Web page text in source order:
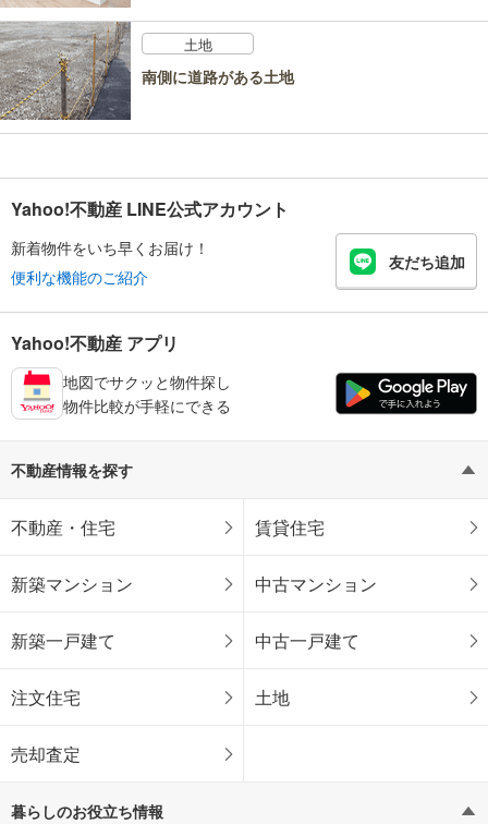
土地
南側に道路がある土地
Yahoo!不動産 LINE公式アカウント
新着物件をいち早くお届け！
便利な機能のご紹介
友だち追加
Yahoo!不動産 アプリ
地図でサクッと物件探し
物件比較が手軽にできる
不動産情報を探す
不動産・住宅 賃貸住宅
新築マンション 中古マンション
新築一戸建て 中古一戸建て
注文住宅 土地
売却査定
暮らしのお役立ち情報